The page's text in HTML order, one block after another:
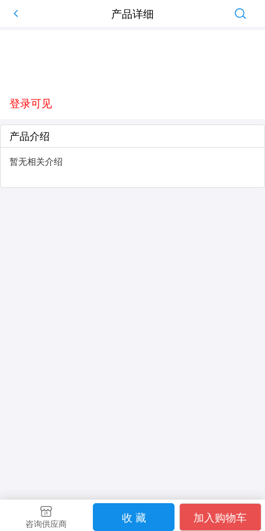
产品详细
登录可见
产品介绍
暂无相关介绍
咨询供应商 收 藏 加入购物车